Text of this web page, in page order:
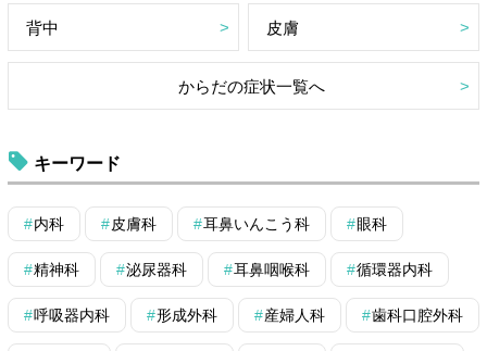
背中 皮膚
からだの症状一覧へ
キーワード
内科 皮膚科 耳鼻いんこう科 眼科
精神科 泌尿器科 耳鼻咽喉科 循環器内科
呼吸器内科 形成外科 産婦人科 歯科口腔外科